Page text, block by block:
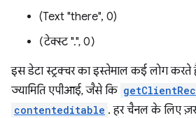
(Text "there", 0)
(टेक्स्ट ".", 0)
इस डेटा स्ट्रक्चर का इस्तेमाल कई लोग
ज्यामिति एपीआई, जैसे कि
contenteditable . हर चैनल के लिए